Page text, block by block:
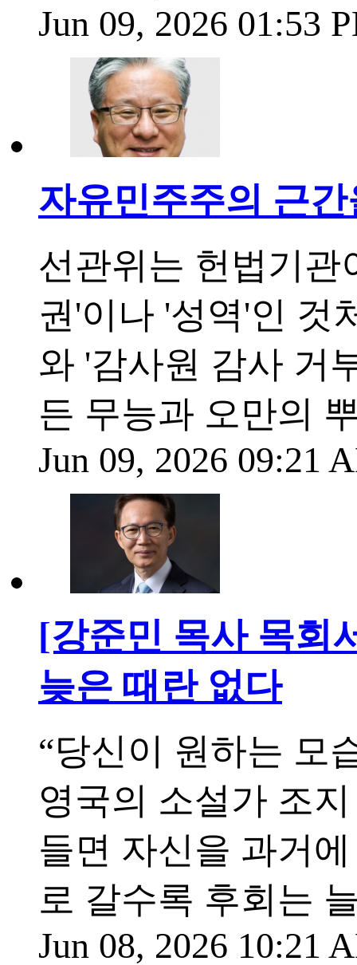
Jun 09, 2026 01:53
자유민주주의 근
선관위는 헌법기관
권'이나 '성역'인 것
와 '감사원 감사 거
든 무능과 오만의
Jun 09, 2026 09:21
[강준민 목사 목회
늦은 때란 없다
“당신이 원하는 모
영국의 소설가 조
들면 자신을 과거
로 갈수록 후회는
Jun 08, 2026 10:21